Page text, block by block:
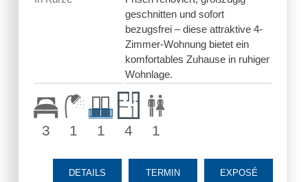
geschnitten und sofort
bezugsfrei – diese attraktive 4-
Zimmer-Wohnung bietet ein
komfortables Zuhause in ruhiger
Wohnlage.
3 1 1 4 1
EXPOSÉ
TERMIN
DETAILS